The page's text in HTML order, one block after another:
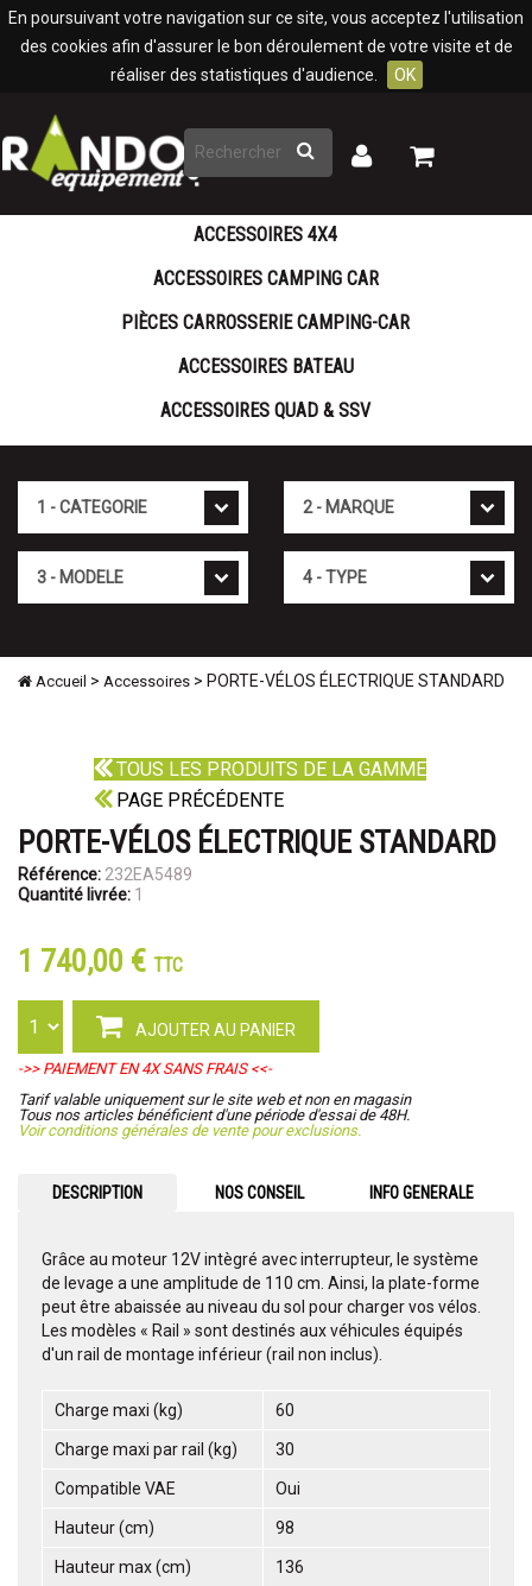
En poursuivant votre navigation sur ce site, vous acceptez l'utilisation
des cookies afin d'assurer le bon déroulement de votre visite et de
réaliser des statistiques d'audience.
OK
Rechercher
Mon
Mon
ACCESSOIRES 4X4
ACCESSOIRES CAMPING CAR
PIÈCES CARROSSERIE CAMPING-CAR
ACCESSOIRES BATEAU
ACCESSOIRES QUAD & SSV
Accueil > Accessoires > PORTE-VÉLOS ÉLECTRIQUE STANDARD
TOUS LES PRODUITS DE LA GAMME
PAGE PRÉCÉDENTE
PORTE-VÉLOS ÉLECTRIQUE STANDARD
Référence: 232EA5489
Quantité livrée: 1
1 740,00 € TTC
AJOUTER AU PANIER
->> PAIEMENT EN 4X SANS FRAIS <<-
Tarif valable uniquement sur le site web et non en magasin
Tous nos articles bénéficient d'une période d'essai de 48H.
Voir conditions générales de vente pour exclusions.
DESCRIPTION NOS CONSEIL INFO GENERALE
Grâce au moteur 12V intègré avec interrupteur, le système
de levage a une amplitude de 110 cm. Ainsi, la plate-forme
peut être abaissée au niveau du sol pour charger vos vélos.
Les modèles « Rail » sont destinés aux véhicules équipés
d'un rail de montage inférieur (rail non inclus).
Charge maxi (kg) 60
Charge maxi par rail (kg) 30
Compatible VAE Oui
Hauteur (cm) 98
Hauteur max (cm) 136
Panneau de gestion des cookies